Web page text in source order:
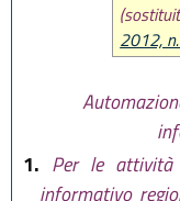
2012,
1. Per le attività
informativo